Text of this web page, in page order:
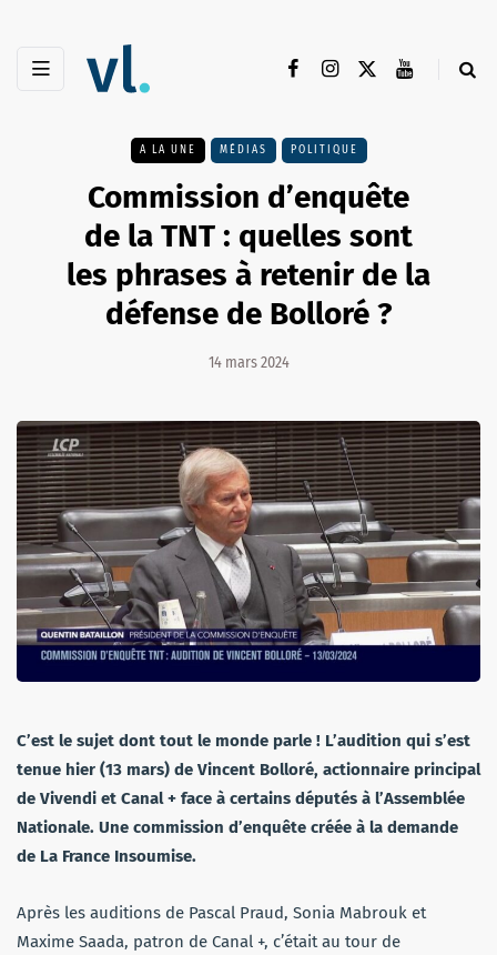
A LA UNE MÉDIAS POLITIQUE
Commission d’enquête
de la TNT : quelles sont
les phrases à retenir de la
défense de Bolloré ?
14 mars 2024
C’est le sujet dont tout le monde parle ! L’audition qui s’est
tenue hier (13 mars) de Vincent Bolloré, actionnaire principal
de Vivendi et Canal + face à certains députés à l’Assemblée
Nationale. Une commission d’enquête créée à la demande
de La France Insoumise.
Après les auditions de Pascal Praud, Sonia Mabrouk et
Maxime Saada, patron de Canal +, c’était au tour de